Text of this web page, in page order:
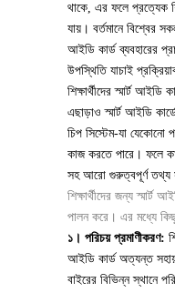
থাকে, এর ফলে প্রত্যেক
যায়। বর্তমানে বিশ্বের
আইডি কার্ড ব্যবহারের
উপস্থিতি যাচাই
শিক্ষার্থীদের স্মার্ট আইডি
এছাড়াও স্মার্ট আইডি
চিপ সিস্টেম-যা যেকোনো
কাজ করতে পারে। ফলে
সহ আরো গুরুত্বপূর্ণ তথ্য
শিক্ষার্থীদের জন্য স্মার্ট
পালন করে। এর মধ্যে
১। পরিচয় প্রমাণীকরণ:
আইডি কার্ড অত্যন্ত
বাইরের বিভিন্ন স্থানে